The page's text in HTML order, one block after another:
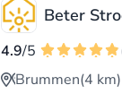
Beter
4.9/5
Brummen(4 km)